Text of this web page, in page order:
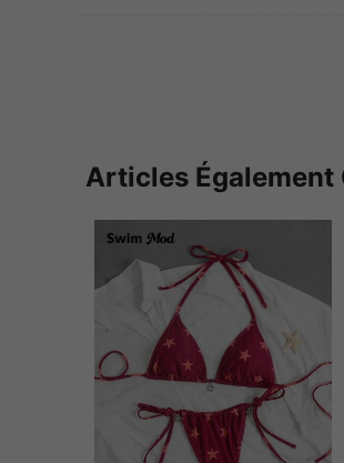
Articles Également